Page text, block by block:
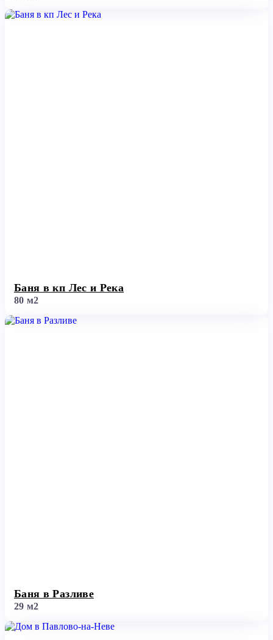
Баня в кп Лес и Река
80 м2
Баня в Разливе
29 м2